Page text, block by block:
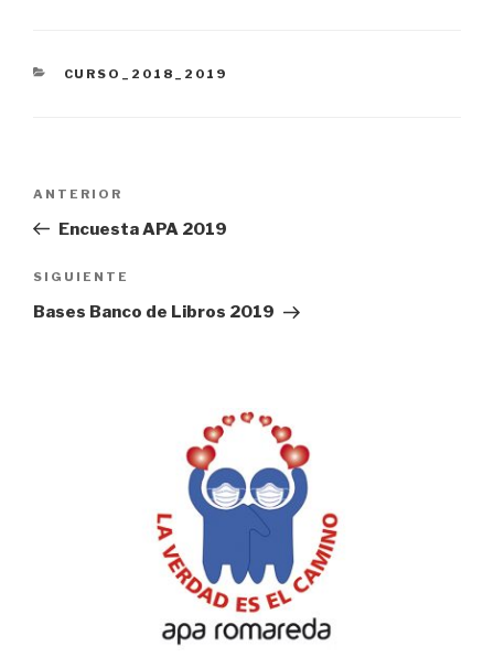
CATEGORÍAS
CURSO_2018_2019
entradas
Entrada
anterior:
ANTERIOR
Encuesta APA 2019
Siguiente
entrada
SIGUIENTE
Bases Banco de Libros 2019